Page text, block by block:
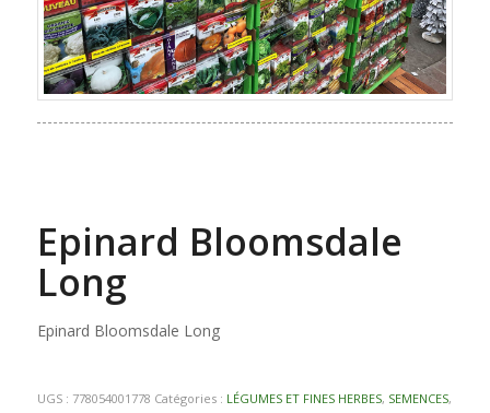
Epinard Bloomsdale
Long
Epinard Bloomsdale Long
UGS : 778054001778 Catégories : LÉGUMES ET FINES HERBES, SEMENCES,